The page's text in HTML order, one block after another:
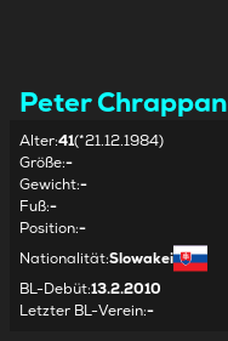
Peter Chrappan
Alter:41(*21.12.1984)
Größe:-
Gewicht:-
Fuß:-
Position:-
Nationalität:Slowakei
BL-Debüt:13.2.2010
Letzter BL-Verein:-